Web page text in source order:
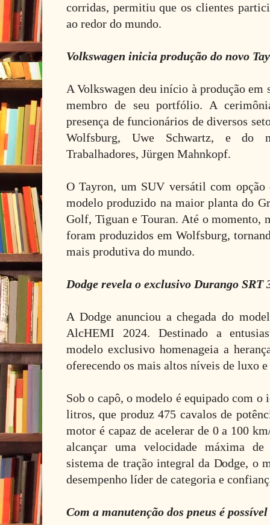
corridas, permitiu que os clientes
ao redor do mundo.
Volkswagen inicia produção do novo
A Volkswagen deu início à produção em
membro de seu portfólio. A
presença de funcionários de diversos
Wolfsburg, Uwe Schwartz, e do
Trabalhadores, Jürgen Mahnkopf.
O Tayron, um SUV versátil com opção
modelo produzido na maior planta do
Golf, Tiguan e Touran. Até o momento,
foram produzidos em Wolfsburg,
mais produtiva do mundo.
Dodge revela o exclusivo Durango
A Dodge anunciou a chegada do
AlcHEMI 2024. Destinado a
modelo exclusivo homenageia a
oferecendo os mais altos níveis de luxo
Sob o capô, o modelo é equipado com
litros, que produz 475 cavalos de
motor é capaz de acelerar de 0 a 100
alcançar uma velocidade máxima
sistema de tração integral da Dodge, o
desempenho líder de categoria e
Com a manutenção dos pneus é